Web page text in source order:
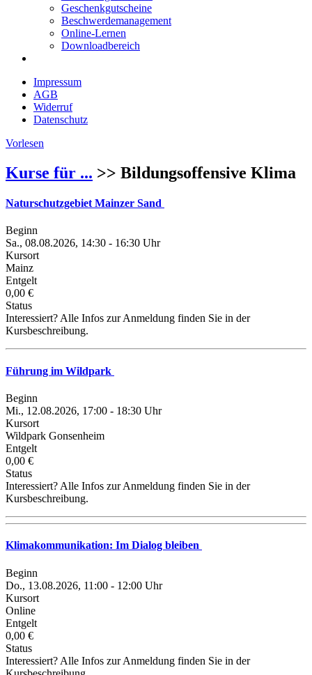
Geschenkgutscheine
Beschwerdemanagement
Online-Lernen
Downloadbereich
Impressum
AGB
Widerruf
Datenschutz
Vorlesen
Kurse für ... >> Bildungsoffensive Klima
Naturschutzgebiet Mainzer Sand
Beginn
Sa., 08.08.2026, 14:30 - 16:30 Uhr
Kursort
Mainz
Entgelt
0,00 €
Status
Interessiert? Alle Infos zur Anmeldung finden Sie in der
Kursbeschreibung.
Führung im Wildpark
Beginn
Mi., 12.08.2026, 17:00 - 18:30 Uhr
Kursort
Wildpark Gonsenheim
Entgelt
0,00 €
Status
Interessiert? Alle Infos zur Anmeldung finden Sie in der
Kursbeschreibung.
Klimakommunikation: Im Dialog bleiben
Beginn
Do., 13.08.2026, 11:00 - 12:00 Uhr
Kursort
Online
Entgelt
0,00 €
Status
Interessiert? Alle Infos zur Anmeldung finden Sie in der